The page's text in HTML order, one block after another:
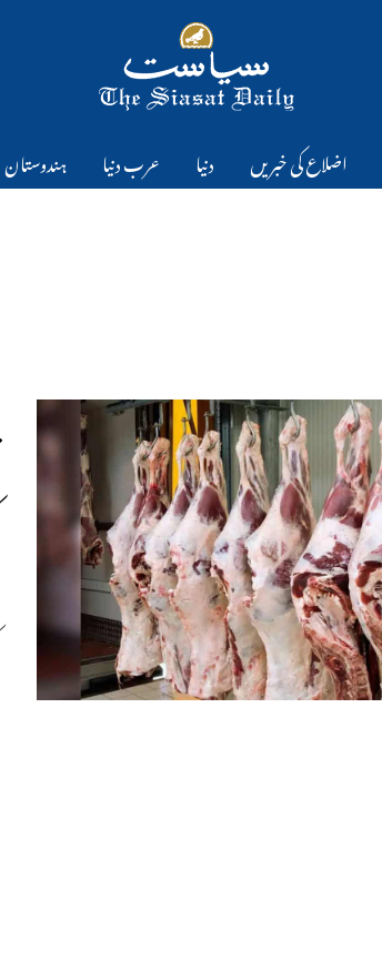
اضلاع کی خبریں دنیا عرب دنیا ہندوستان